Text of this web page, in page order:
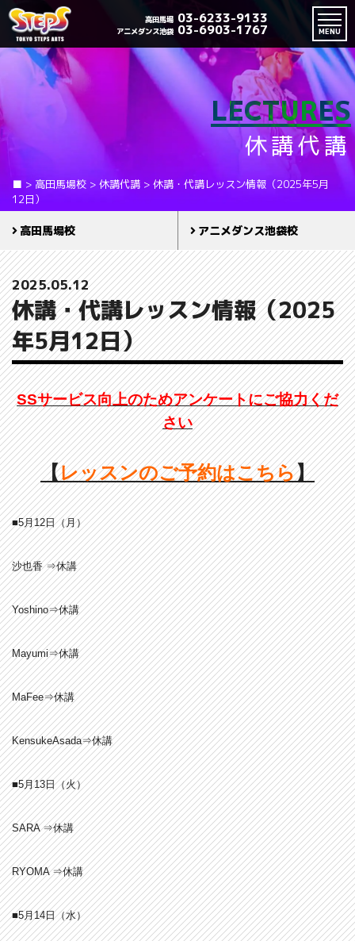
高田馬場 03-6233-9133
アニメダンス池袋 03-6903-1767 MENU
LECTURES
休講代講
■ > 高田馬場校 > 休講代講 > 休講・代講レッスン情報（2025年5月
12日）
高田馬場校 アニメダンス池袋校
2025.05.12
休講・代講レッスン情報（2025
年5月12日）
SSサービス向上のためアンケートにご協力くだ
さい
【レッスンのご予約はこちら】
■5月12日（月）
沙也香 ⇒休講
Yoshino⇒休講
Mayumi⇒休講
MaFee⇒休講
KensukeAsada⇒休講
■5月13日（火）
SARA ⇒休講
RYOMA ⇒休講
■5月14日（水）